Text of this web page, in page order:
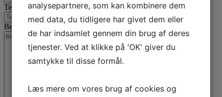
Telefon *
Besked
analysepartnere, som kan kombinere dem
med data, du tidligere har givet dem eller
de har indsamlet gennem din brug af deres
tjenester. Ved at klikke på 'OK' giver du
samtykke til disse formål.
Læs mere om vores brug af cookies og